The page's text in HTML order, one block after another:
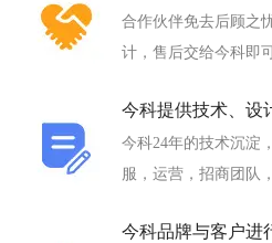
合作伙伴免去后顾之
计，售后交给今科即
今科提供技术、设
今科24年的技术沉淀
服，运营，招商团队
今科品牌与客户进